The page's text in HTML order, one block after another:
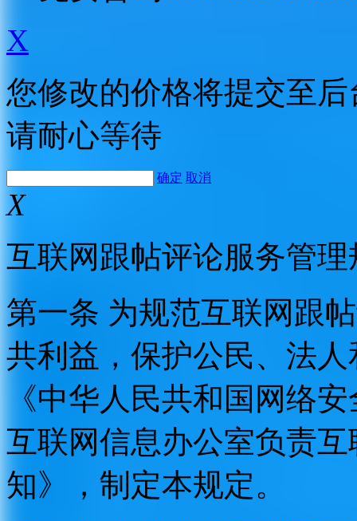
X
您修改的价格将提交至
请耐心等待
确定 取消
X
互联网跟帖评论服务管理
第一条 为规范互联网跟
共利益，保护公民、法
《中华人民共和国网络
互联网信息办公室负责
知》，制定本规定。